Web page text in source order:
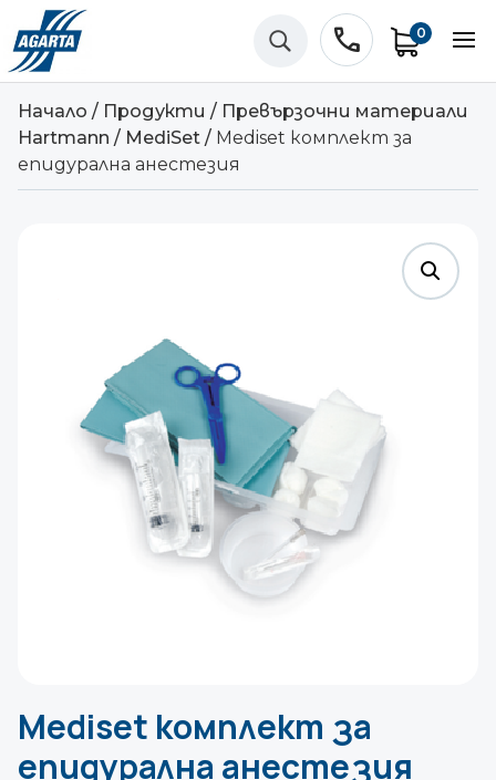
phone 0
U
Начало / Продукти / Превързочни материали
Hartmann / MediSet/ Mediset комплект за
епидурална анестезия
Mediset комплект за
епидурална анестезия